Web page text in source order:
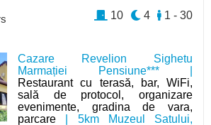
Cazare Revelion Sighetu
Marmației Pensiune*** |
Restaurant cu terasă, bar, WiFi,
sală de protocol, organizare
evenimente, gradina de vara,
parcare | 5km Muzeul Satului,
1 - 30
4
10